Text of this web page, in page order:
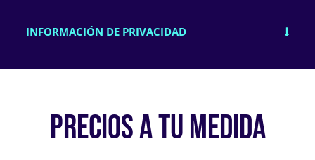
INFORMACIÓN DE PRIVACIDAD
PRECIOS A TU MEDIDA